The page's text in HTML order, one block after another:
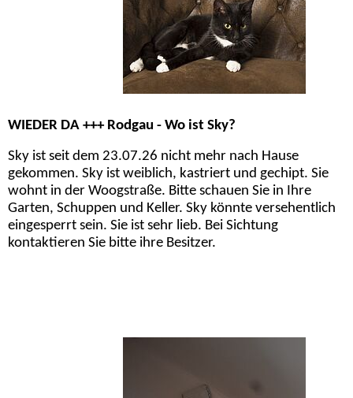
WIEDER DA +++ Rodgau - Wo ist Sky?
Sky ist seit dem 23.07.26 nicht mehr nach Hause
gekommen. Sky ist weiblich, kastriert und gechipt. Sie
wohnt in der Woogstraße. Bitte schauen Sie in Ihre
Garten, Schuppen und Keller. Sky könnte versehentlich
eingesperrt sein. Sie ist sehr lieb. Bei Sichtung
kontaktieren Sie bitte ihre Besitzer.